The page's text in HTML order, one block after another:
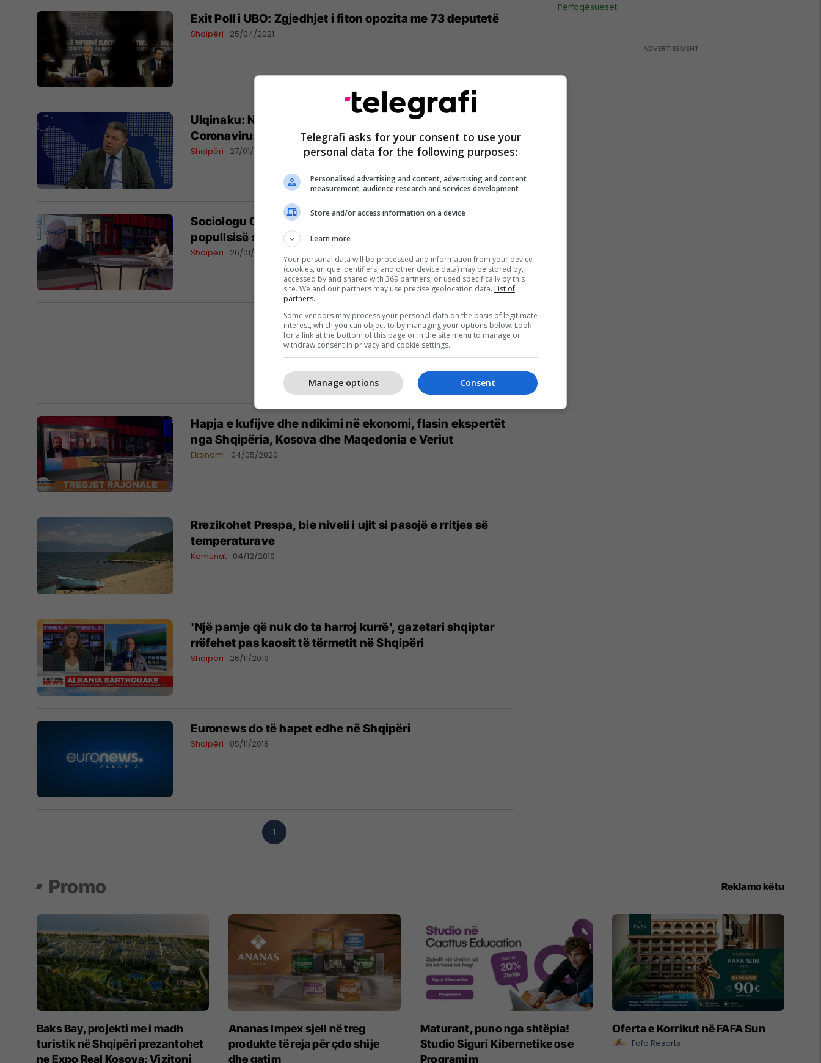
Exit Poll i UBO: Zgjedhjet i fiton opozita me 73 deputetë
Shqipëri 25/04/2021
Ulqinaku: Në Shqipëri po qarkullon një lloj i ri i
Coronavirusit, nuk i dihet origjina
Shqipëri 27/01/2021
Sociologu Gëzim Tushi rendit arsyet e plakjes së
popullsisë shqiptare
Shqipëri 26/01/2021
Hapja e kufijve dhe ndikimi në ekonomi, flasin ekspertët
nga Shqipëria, Kosova dhe Maqedonia e Veriut
Ekonomi 04/05/2020
Rrezikohet Prespa, bie niveli i ujit si pasojë e rritjes së
temperaturave
Komunat 04/12/2019
'Një pamje që nuk do ta harroj kurrë', gazetari shqiptar
rrëfehet pas kaosit të tërmetit në Shqipëri
Shqipëri 26/11/2019
Euronews do të hapet edhe në Shqipëri
Shqipëri 05/11/2018
1
Përfaqësueset
Promo Reklamo këtu
Baks Bay, projekti me i madh
turistik në Shqipëri prezantohet
ne Expo Real Kosova: Vizitoni
Ananas Impex sjell në treg
produkte të reja për çdo shije
dhe gatim
Maturant, puno nga shtëpia!
Studio Siguri Kibernetike ose
Programim
Oferta e Korrikut në FAFA Sun
Fafa Resorts
Telegrafi asks for your consent to use your
personal data for the following purposes:
Personalised advertising and content, advertising and content
measurement, audience research and services development
Store and/or access information on a device
Learn more
Your personal data will be processed and information from your device
(cookies, unique identifiers, and other device data) may be stored by,
accessed by and shared with 369 partners, or used specifically by this
site. We and our partners may use precise geolocation data. List of
partners.
Some vendors may process your personal data on the basis of legitimate
interest, which you can object to by managing your options below. Look
for a link at the bottom of this page or in the site menu to manage or
withdraw consent in privacy and cookie settings.
Consent
Manage options